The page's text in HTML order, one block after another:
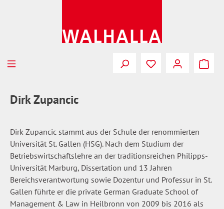
Du hast 0
Dirk Zupancic
Dirk Zupancic stammt aus der Schule der renommierten
Universität St. Gallen (HSG). Nach dem Studium der
Betriebswirtschaftslehre an der traditionsreichen Philipps-
Universität Marburg, Dissertation und 13 Jahren
Bereichsverantwortung sowie Dozentur und Professur in St.
Gallen führte er die private German Graduate School of
Management & Law in Heilbronn von 2009 bis 2016 als